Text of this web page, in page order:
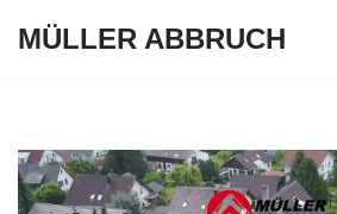
MÜLLER ABBRUCH